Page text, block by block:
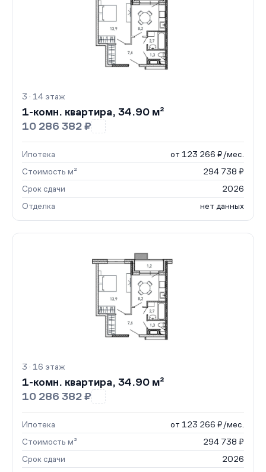
3 · 14 этаж
1-комн. квартира, 34.90 м²
10 286 382 ₽
Ипотека
от 123 266 ₽/мес.
Стоимость м²
294 738 ₽
Срок сдачи
2026
Отделка
нет данных
3 · 16 этаж
1-комн. квартира, 34.90 м²
10 286 382 ₽
Ипотека
от 123 266 ₽/мес.
Стоимость м²
294 738 ₽
Срок сдачи
2026